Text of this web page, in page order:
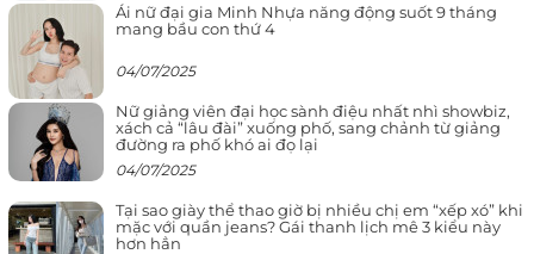
Ái nữ đại gia Minh Nhựa năng động suốt 9 tháng
mang bầu con thứ 4
04/07/2025
Nữ giảng viên đại học sành điệu nhất nhì showbiz,
xách cả “lâu đài” xuống phố, sang chảnh từ giảng
đường ra phố khó ai đọ lại
04/07/2025
Tại sao giày thể thao giờ bị nhiều chị em “xếp xó” khi
mặc với quần jeans? Gái thanh lịch mê 3 kiểu này
hơn hẳn